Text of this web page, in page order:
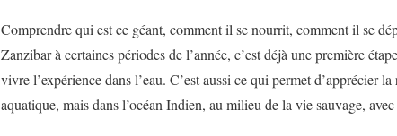
Comprendre qui est ce géant, comment il se nourrit, comment il se
Zanzibar à certaines périodes de l’année, c’est déjà une première
vivre l’expérience dans l’eau. C’est aussi ce qui permet d’apprécier
aquatique, mais dans l’océan Indien, au milieu de la vie sauvage,